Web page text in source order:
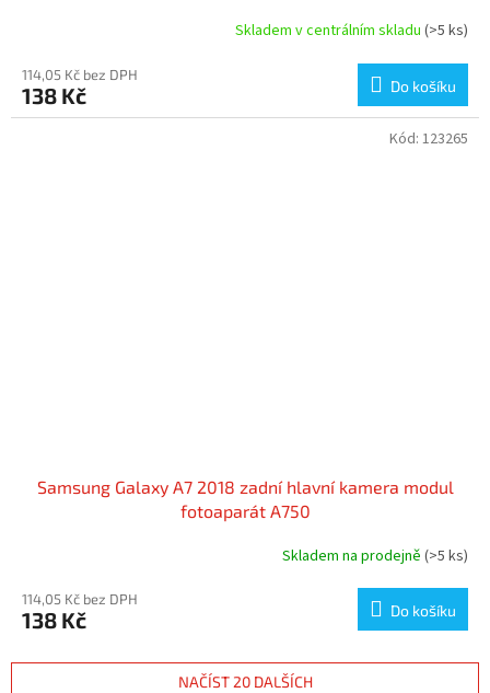
Skladem v centrálním skladu (>5 ks)
114,05 Kč bez DPH
138 Kč Do košíku
Samsung Galaxy A7 2018 zadní hlavní kamera modul
fotoaparát A750
Skladem na prodejně (>5 ks)
114,05 Kč bez DPH
138 Kč Do košíku
Kód: 123265
NAČÍST 20 DALŠÍCH